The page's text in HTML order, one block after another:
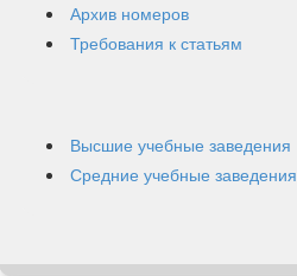
Архив номеров
Требования к статьям
Высшие учебные заведения
Средние учебные заведения